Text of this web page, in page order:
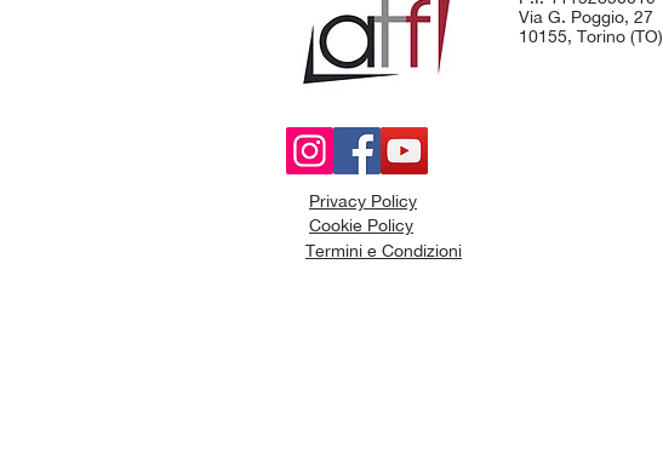
Privacy Policy
Cookie Policy
Termini e Condizioni
Via G. Poggio, 27
10155, Torino (TO)